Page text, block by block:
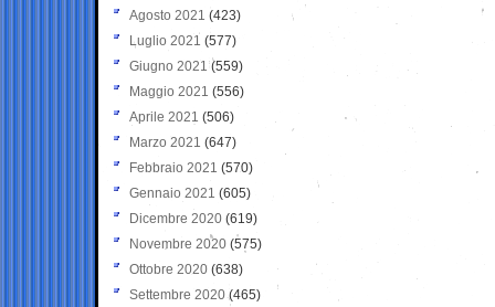
Agosto 2021 (423)
Luglio 2021 (577)
Giugno 2021(559)
Maggio 2021 (556)
Aprile 2021 (506)
Marzo 2021 (647)
Febbraio 2021 (570)
Gennaio 2021 (605)
Dicembre 2020 (619)
Novembre 2020 (575)
Ottobre 2020 (638)
Settembre 2020(465)